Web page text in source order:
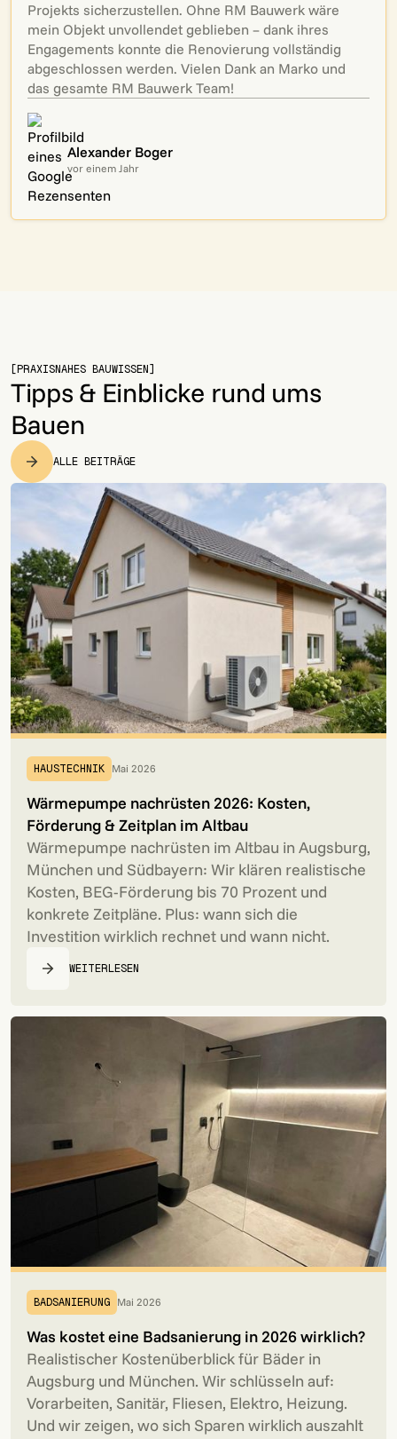
Projekts sicherzustellen. Ohne RM Bauwerk wäre
mein Objekt unvollendet geblieben – dank ihres
Engagements konnte die Renovierung vollständig
abgeschlossen werden. Vielen Dank an Marko und
das gesamte RM Bauwerk Team!
Alexander Boger
vor einem Jahr
[PRAXISNAHES BAUWISSEN]
Tipps & Einblicke rund ums
Bauen
ALLE BEITRÄGE
HAUSTECHNIK Mai 2026
Wärmepumpe nachrüsten 2026: Kosten,
Förderung & Zeitplan im Altbau
Wärmepumpe nachrüsten im Altbau in Augsburg,
München und Südbayern: Wir klären realistische
Kosten, BEG-Förderung bis 70 Prozent und
konkrete Zeitpläne. Plus: wann sich die
Investition wirklich rechnet und wann nicht.
WEITERLESEN
BADSANIERUNG Mai 2026
Was kostet eine Badsanierung in 2026 wirklich?
Realistischer Kostenüberblick für Bäder in
Augsburg und München. Wir schlüsseln auf:
Vorarbeiten, Sanitär, Fliesen, Elektro, Heizung.
Und wir zeigen, wo sich Sparen wirklich auszahlt